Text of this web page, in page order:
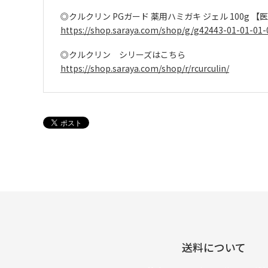
◎クルクリン PGガード 薬用ハミガキ ジェル 100g 【医
https://shop.saraya.com/shop/g/g42443-01-01-01-
◎クルクリン シリーズはこちら
https://shop.saraya.com/shop/r/rcurculin/
送料について